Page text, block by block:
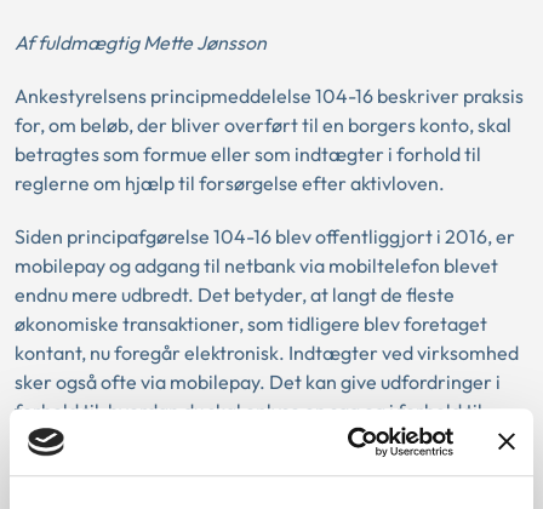
Af fuldmægtig Mette Jønsson
Ankestyrelsens principmeddelelse 104-16 beskriver praksis
for, om beløb, der bliver overført til en borgers konto, skal
betragtes som formue eller som indtægter i forhold til
reglerne om hjælp til forsørgelse efter aktivloven.
Siden principafgørelse 104-16 blev offentliggjort i 2016, er
mobilepay og adgang til netbank via mobiltelefon blevet
endnu mere udbredt. Det betyder, at langt de fleste
økonomiske transaktioner, som tidligere blev foretaget
kontant, nu foregår elektronisk. Indtægter ved virksomhed
sker også ofte via mobilepay. Det kan give udfordringer i
forhold til, hvordan du skal oplyse en sag og i forhold til,
hvordan du konkret skal vurdere en overførsel til en borgers
konto.